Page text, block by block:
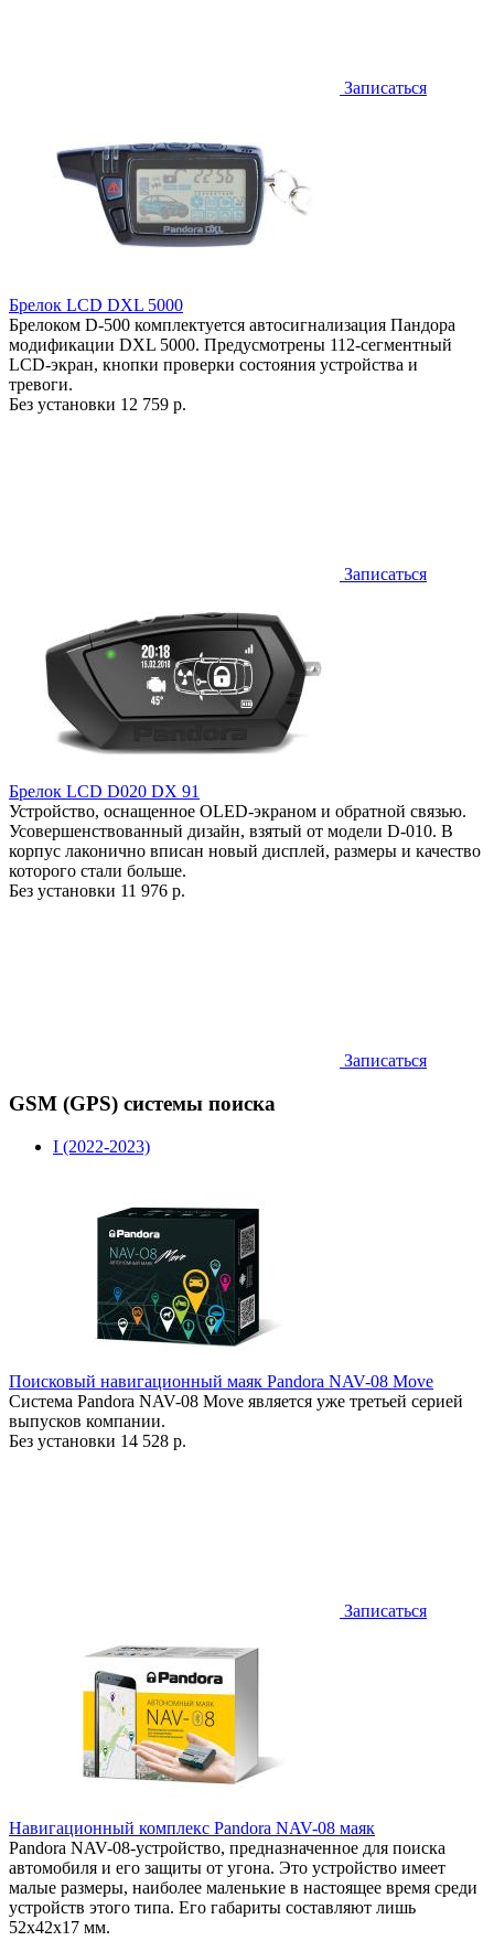
Записаться
Брелок LCD DXL 5000
Брелоком D-500 комплектуется автосигнализация Пандора
модификации DXL 5000. Предусмотрены 112-сегментный
LCD-экран, кнопки проверки состояния устройства и
тревоги.
Без установки 12 759 р.
Записаться
Брелок LCD D020 DX 91
Устройство, оснащенное OLED-экраном и обратной связью.
Усовершенствованный дизайн, взятый от модели D-010. В
корпус лаконично вписан новый дисплей, размеры и качество
которого стали больше.
Без установки 11 976 р.
Записаться
GSM (GPS) системы поиска
I (2022-2023)
Поисковый навигационный маяк Pandora NAV-08 Move
Система Pandora NAV-08 Move является уже третьей серией
выпусков компании.
Без установки 14 528 р.
Записаться
Навигационный комплекс Pandora NAV-08 маяк
Pandora NAV-08-устройство, предназначенное для поиска
автомобиля и его защиты от угона. Это устройство имеет
малые размеры, наиболее маленькие в настоящее время среди
устройств этого типа. Его габариты составляют лишь
52х42х17 мм.